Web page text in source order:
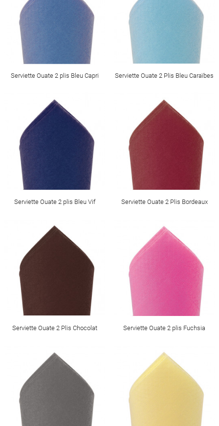
Serviette Ouate 2 plis Bleu Capri Serviette Ouate 2 Plis Bleu Caraïbes
Serviette Ouate 2 plis Bleu Vif Serviette Ouate 2 Plis Bordeaux
Serviette Ouate 2 Plis Chocolat Serviette Ouate 2 plis Fuchsia